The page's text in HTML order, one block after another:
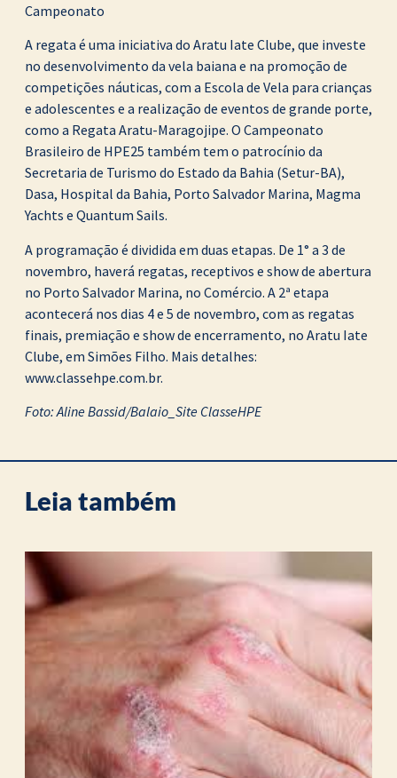
Campeonato
A regata é uma iniciativa do Aratu Iate Clube, que investe
no desenvolvimento da vela baiana e na promoção de
competições náuticas, com a Escola de Vela para crianças
e adolescentes e a realização de eventos de grande porte,
como a Regata Aratu-Maragojipe. O Campeonato
Brasileiro de HPE25 também tem o patrocínio da
Secretaria de Turismo do Estado da Bahia (Setur-BA),
Dasa, Hospital da Bahia, Porto Salvador Marina, Magma
Yachts e Quantum Sails.
A programação é dividida em duas etapas. De 1° a 3 de
novembro, haverá regatas, receptivos e show de abertura
no Porto Salvador Marina, no Comércio. A 2ª etapa
acontecerá nos dias 4 e 5 de novembro, com as regatas
finais, premiação e show de encerramento, no Aratu Iate
Clube, em Simões Filho. Mais detalhes:
www.classehpe.com.br.
Foto: Aline Bassid/Balaio_Site ClasseHPE
Leia também